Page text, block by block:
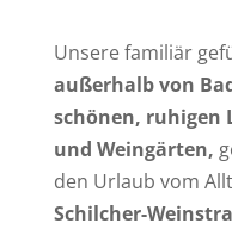
Unsere familiär
außerhalb von
schönen, ruhigen
und Weingärten,
den Urlaub vom
Schilcher-